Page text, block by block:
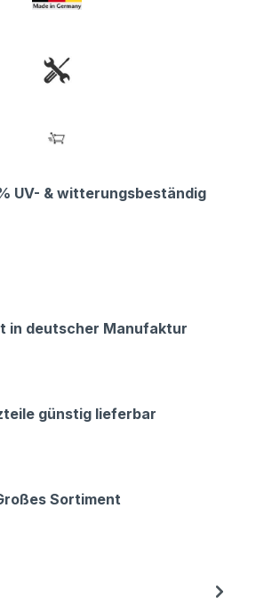
UV- & witterungsbeständig
in deutscher Manufaktur
günstig lieferbar
Sortiment